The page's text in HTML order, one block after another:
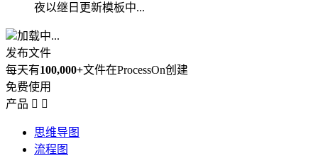
夜以继日更新模板中...
加载中...
发布文件
每天有100,000+文件在ProcessOn创建
免费使用
产品  
思维导图
流程图